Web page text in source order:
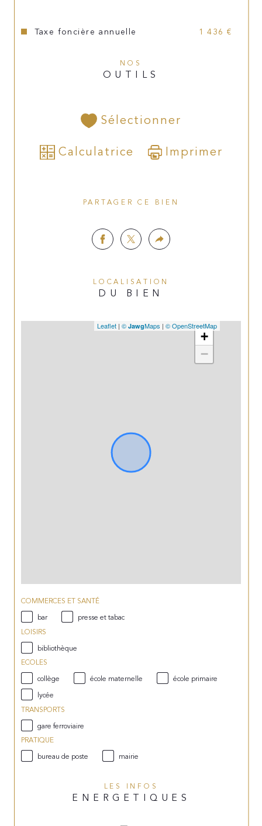
Taxe foncière annuelle 1 436 €
NOS
OUTILS
Sélectionner
Calculatrice
Imprimer
PARTAGER CE BIEN
LOCALISATION
DU BIEN
+
−
Leaflet | © JawgMaps | © OpenStreetMap
COMMERCES ET SANTÉ
bar
presse et tabac
LOISIRS
bibliothèque
ECOLES
collège
école maternelle
école primaire
lycée
TRANSPORTS
gare ferroviaire
PRATIQUE
bureau de poste
mairie
LES INFOS
ENERGETIQUES